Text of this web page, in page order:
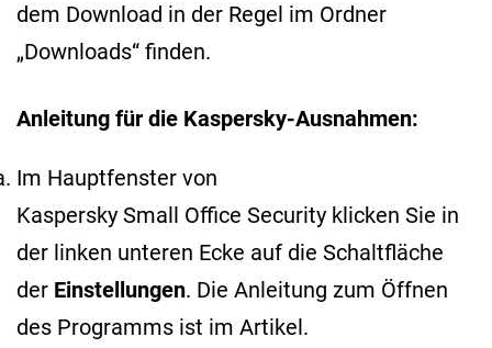
dem Download in der Regel im Ordner
„Downloads“ finden.
Anleitung für die Kaspersky-Ausnahmen:
Im Hauptfenster von
Kaspersky Small Office Security klicken Sie in
der linken unteren Ecke auf die Schaltfläche
der Einstellungen. Die Anleitung zum Öffnen
des Programms ist im Artikel.